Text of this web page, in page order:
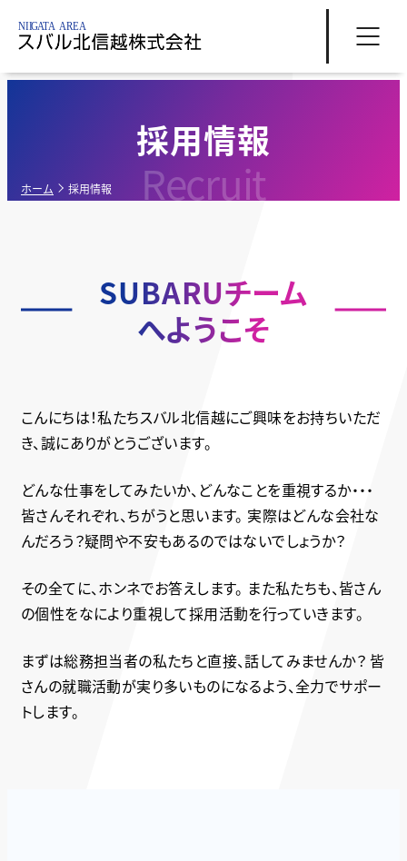
Recruit
採用情報
ホーム 採用情報
SUBARUチーム
へようこそ
こんにちは！私たちスバル北信越にご興味をお持ちいただ
き、誠にありがとうございます。
どんな仕事をしてみたいか、どんなことを重視するか・・・
皆さんそれぞれ、ちがうと思います。 実際はどんな会社な
んだろう？疑問や不安もあるのではないでしょうか？
その全てに、ホンネでお答えします。 また私たちも、皆さん
の個性をなにより重視して採用活動を行っていきます。
まずは総務担当者の私たちと直接、話してみませんか？ 皆
さんの就職活動が実り多いものになるよう、全力でサポー
トします。